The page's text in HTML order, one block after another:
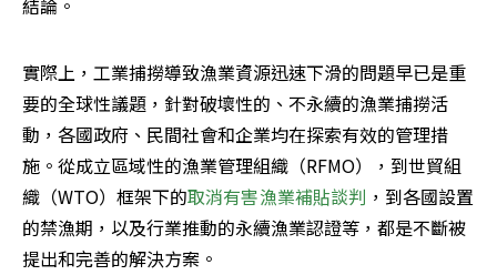
結論。
實際上，工業捕撈導致漁業資源迅速下滑的問題早已是重
要的全球性議題，針對破壞性的、不永續的漁業捕撈活
動，各國政府、民間社會和企業均在探索有效的管理措
施。從成立區域性的漁業管理組織（RFMO），到世貿組
織（WTO）框架下的取消有害漁業補貼談判 ，到各國設置
的禁漁期，以及行業推動的永續漁業認證等，都是不斷被
提出和完善的解決方案。